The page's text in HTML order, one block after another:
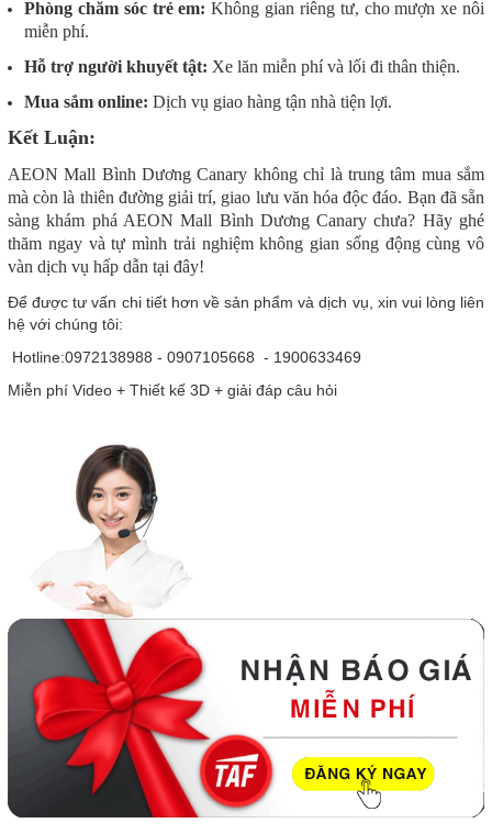
Phòng chăm sóc trẻ em:Không gian riêng tư, cho mượn xe nôi
miễn phí.
Hỗ trợ người khuyết tật: Xe lăn miễn phí và lối đi thân thiện.
Mua sắm online: Dịch vụ giao hàng tận nhà tiện lợi.
Kết Luận:
AEON Mall Bình Dương Canary không chỉ là trung tâm mua sắm
mà còn là thiên đường giải trí, giao lưu văn hóa độc đáo. Bạn đã sẵn
sàng khám phá AEON Mall Bình Dương Canary chưa? Hãy ghé
thăm ngay và tự mình trải nghiệm không gian sống động cùng vô
vàn dịch vụ hấp dẫn tại đây!
Để được tư vấn chi tiết hơn về sản phẩm và dịch vụ, xin vui lòng liên
hệ với chúng tôi:
Hotline:0972138988 - 0907105668 - 1900633469
Miễn phí Video + Thiết kế 3D + giải đáp câu hỏi